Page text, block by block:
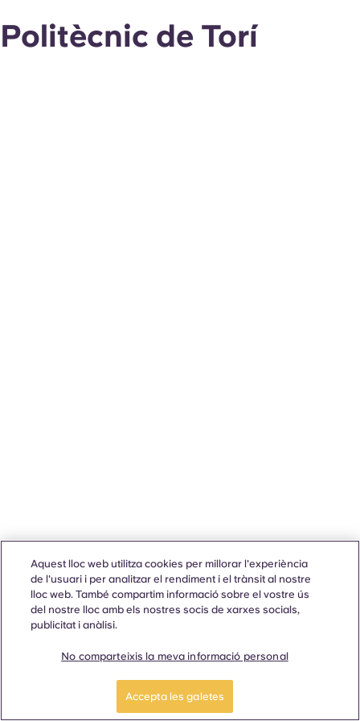
Politècnic de Torí
Aquest lloc web utilitza cookies per millorar l'experiència
de l'usuari i per analitzar el rendiment i el trànsit al nostre
lloc web. També compartim informació sobre el vostre ús
del nostre lloc amb els nostres socis de xarxes socials,
publicitat i anàlisi.
No comparteixis la meva informació personal
Accepta les galetes